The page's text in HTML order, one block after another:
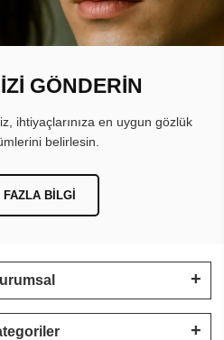
GÖNDERİN
ihtiyaçlarınıza en uygun gözlük
belirlesin.
FAZLA BILGI